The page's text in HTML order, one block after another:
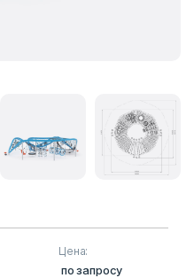
Цена:
по запросу